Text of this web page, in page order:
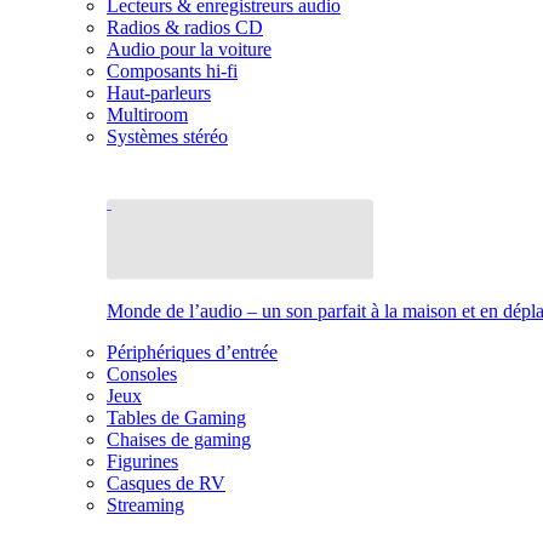
Lecteurs & enregistreurs audio
Radios & radios CD
Audio pour la voiture
Composants hi-fi
Haut-parleurs
Multiroom
Systèmes stéréo
Monde de l’audio – un son parfait à la maison et en
Périphériques d’entrée
Consoles
Jeux
Tables de Gaming
Chaises de gaming
Figurines
Casques de RV
Streaming